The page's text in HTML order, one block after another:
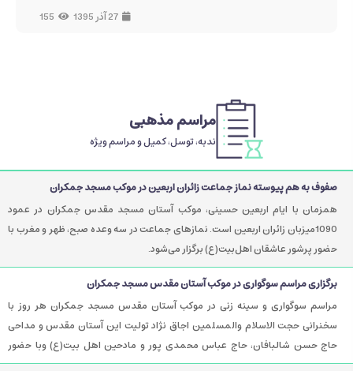
27 آذر 1395 155
مراسم مذهبی
ندبه، توسل، کمیل و مراسم ویژه
صفوف به هم پیوسته نماز جماعت زائران اربعین در موکب مسجد جمکران
همزمان با ایام اربعین حسینی، موکب آستان مسجد مقدس جمکران در عمود
1090میزبان زائران اربعین است. نمازهای جماعت در سه وعده صبح، ظهر و مغرب با
حضور پرشور عاشقان اهل‌بیت(ع) برگزار می‌شود.
برگزاری مراسم سوگواری در موکب آستان مقدس مسجد جمکران
مراسم سوگواری و سینه زنی در موکب آستان مقدس مسجد جمکران هر روز با
سخنرانی حجت الاسلام والمسلمین اجاق نژاد تولیت این آستان مقدس و مداحی
حاج حسن شالبافان، حاج عباس محمدی پور و مادحین اهل بیت(ع) وبا حضور
زائران اربعین حسینی برگزار می شود.